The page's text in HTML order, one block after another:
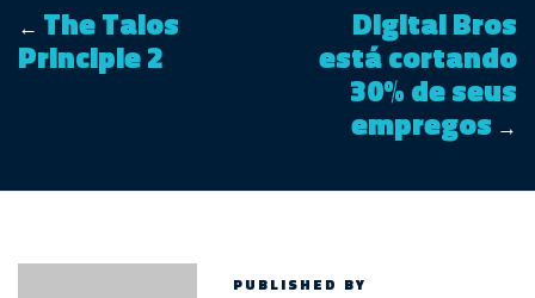
← The Talos
Principle 2
Digital Bros
está cortando
30% de seus
empregos →
PUBLISHED BY